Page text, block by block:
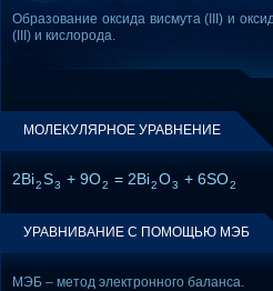
Образование оксида висмута (III) и
(III) и кислорода.
МОЛЕКУЛЯРНОЕ УРАВНЕНИЕ
2Bi2S3 + 9O2 = 2Bi2O3 + 6SO2
УРАВНИВАНИЕ С ПОМОЩЬЮ МЭБ
МЭБ – метод электронного баланса.